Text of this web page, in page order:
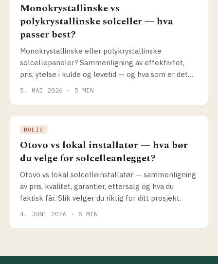
Monokrystallinske vs
polykrystallinske solceller — hva
passer best?
Monokrystallinske eller polykrystallinske
solcellepaneler? Sammenligning av effektivitet,
pris, ytelse i kulde og levetid — og hva som er det
riktige valget for norske forhold i 2026.
5. MAI 2026 · 5 MIN
BOLIG
Otovo vs lokal installatør — hva bør
du velge for solcelleanlegget?
Otovo vs lokal solcelleinstallatør — sammenligning
av pris, kvalitet, garantier, ettersalg og hva du
faktisk får. Slik velger du riktig for ditt prosjekt.
4. JUNI 2026 · 5 MIN